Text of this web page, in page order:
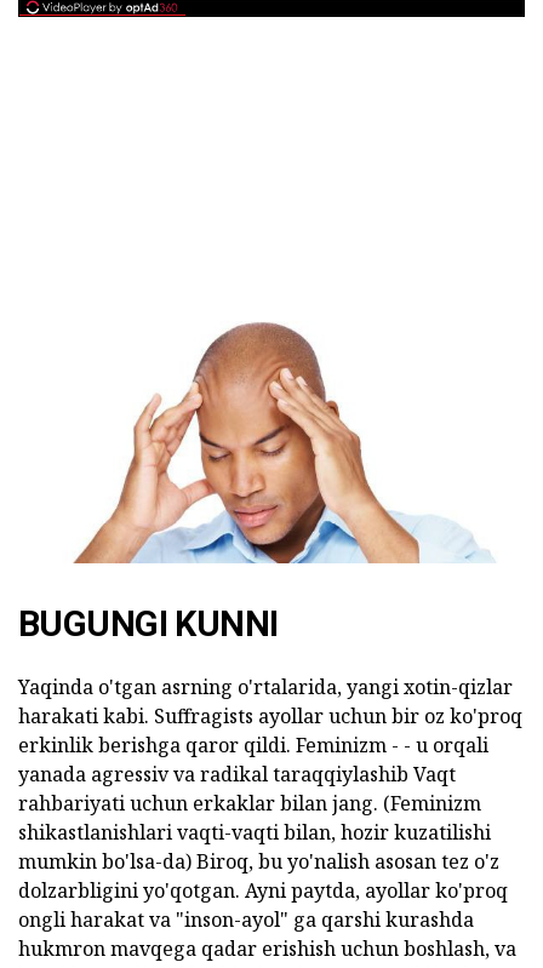
BUGUNGI KUNNI
Yaqinda o'tgan asrning o'rtalarida, yangi xotin-qizlar
harakati kabi. Suffragists ayollar uchun bir oz ko'proq
erkinlik berishga qaror qildi. Feminizm - - u orqali
yanada agressiv va radikal taraqqiylashib Vaqt
rahbariyati uchun erkaklar bilan jang. (Feminizm
shikastlanishlari vaqti-vaqti bilan, hozir kuzatilishi
mumkin bo'lsa-da) Biroq, bu yo'nalish asosan tez o'z
dolzarbligini yo'qotgan. Ayni paytda, ayollar ko'proq
ongli harakat va "inson-ayol" ga qarshi kurashda
hukmron mavqega qadar erishish uchun boshlash, va